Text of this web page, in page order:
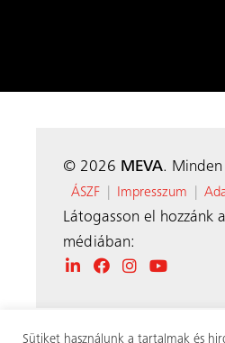
© 2026 MEVA.
ÁSZF Impresszum
Látogasson el hozzánk
médiában:
Sütiket használunk a tartalmak és